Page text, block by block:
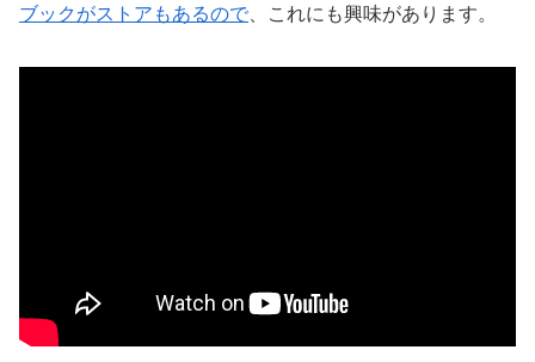
ブックがストアもあるので、これにも興味があります。